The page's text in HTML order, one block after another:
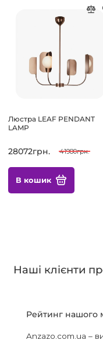
Люстра LEAF PENDANT
LAMP
28072грн. 41980грн.
В кошик
Наші клієнти
Рейтинг нашого
Anzazo.com.ua –